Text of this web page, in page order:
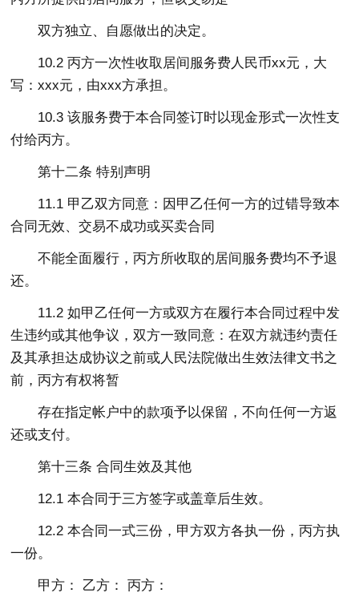
双方独立、自愿做出的决定。
10.2 丙方一次性收取居间服务费人民币xx元，大
写：xxx元，由xxx方承担。
10.3 该服务费于本合同签订时以现金形式一次性支
付给丙方。
第十二条 特别声明
11.1 甲乙双方同意：因甲乙任何一方的过错导致本
合同无效、交易不成功或买卖合同
不能全面履行，丙方所收取的居间服务费均不予退
还。
11.2 如甲乙任何一方或双方在履行本合同过程中发
生违约或其他争议，双方一致同意：在双方就违约责任
及其承担达成协议之前或人民法院做出生效法律文书之
前，丙方有权将暂
存在指定帐户中的款项予以保留，不向任何一方返
还或支付。
第十三条 合同生效及其他
12.1 本合同于三方签字或盖章后生效。
12.2 本合同一式三份，甲方双方各执一份，丙方执
一份。
甲方： 乙方： 丙方：